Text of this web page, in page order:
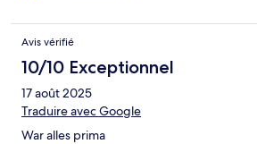
Avis vérifié
10/10 Exceptionnel
17 août 2025
Traduire avec Google
War alles prima